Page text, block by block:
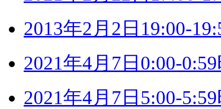
2013年2月2日19:00-
2021年4月7日0:00-
2021年4月7日5:00-